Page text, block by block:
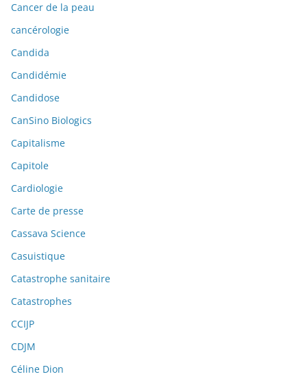
Cancer de la peau
cancérologie
Candida
Candidémie
Candidose
CanSino Biologics
Capitalisme
Capitole
Cardiologie
Carte de presse
Cassava Science
Casuistique
Catastrophe sanitaire
Catastrophes
CCIJP
CDJM
Céline Dion